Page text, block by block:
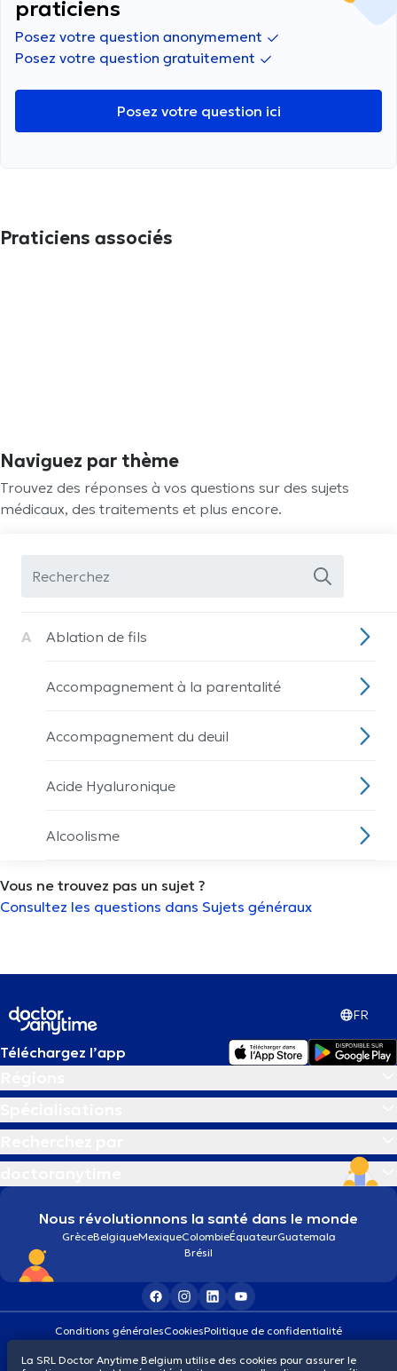
praticiens
Posez votre question anonymement
Posez votre question gratuitement
Posez votre question ici
Praticiens associés
Naviguez par thème
Trouvez des réponses à vos questions sur des sujets
médicaux, des traitements et plus encore.
A Ablation de fils
Accompagnement à la parentalité
Accompagnement du deuil
Acide Hyaluronique
Alcoolisme
Allaitement
Analyse morphostatique
Anémie
Appareil dentaire
Aromathérapie
Arrêt du tabac
Arthroscopie
Vous ne trouvez pas un sujet ?
Consultez les questions dans Sujets généraux
FR
Téléchargez l’app
Nous révolutionnons la santé dans le monde
GrèceBelgiqueMexiqueColombieÉquateurGuatemala
Brésil
Conditions généralesCookiesPolitique de confidentialité
La SRL Doctor Anytime Belgium utilise des cookies pour assurer le